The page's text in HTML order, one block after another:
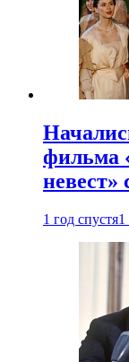
фильма
1 год спустя1